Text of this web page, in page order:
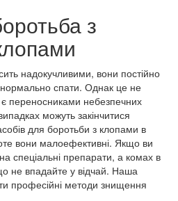
з
надокучливими, вони постійно
спати. Однак це не
переносниками небезпечних
можуть закінчитися
для боротьби з клопами в
вони малоефективні. Якщо ви
спеціальні препарати, а комах в
не впадайте у відчай. Наша
професійні методи знищення